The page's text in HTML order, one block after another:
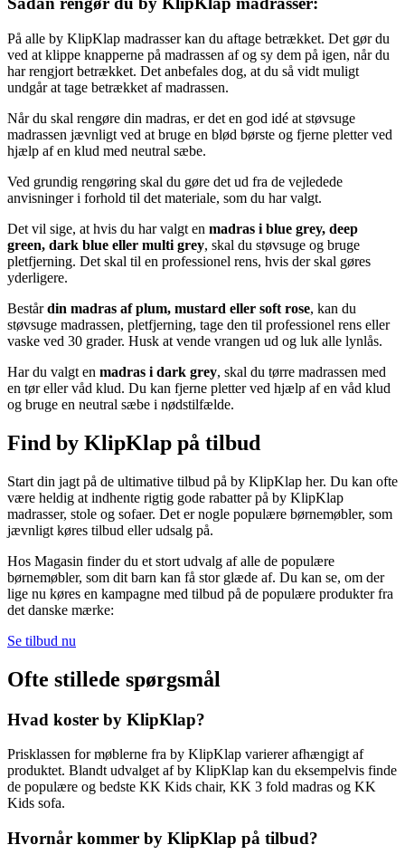
På alle by KlipKlap madrasser kan du aftage betrækket. Det gør du
ved at klippe knapperne på madrassen af og sy dem på igen, når du
har rengjort betrækket. Det anbefales dog, at du så vidt muligt
undgår at tage betrækket af madrassen.
Når du skal rengøre din madras, er det en god idé at støvsuge
madrassen jævnligt ved at bruge en blød børste og fjerne pletter ved
hjælp af en klud med neutral sæbe.
Ved grundig rengøring skal du gøre det ud fra de vejledede
anvisninger i forhold til det materiale, som du har valgt.
Det vil sige, at hvis du har valgt en madras i blue grey, deep
green, dark blue eller multi grey, skal du støvsuge og bruge
pletfjerning. Det skal til en professionel rens, hvis der skal gøres
yderligere.
Bestårdin madras af plum, mustard eller soft rose, kan du
støvsuge madrassen, pletfjerning, tage den til professionel rens eller
vaske ved 30 grader. Husk at vende vrangen ud og luk alle lynlås.
Har du valgt en madras i dark grey, skal du tørre madrassen med
en tør eller våd klud. Du kan fjerne pletter ved hjælp af en våd klud
og bruge en neutral sæbe i nødstilfælde.
Find by KlipKlap på tilbud
Start din jagt på de ultimative tilbud på by KlipKlap her. Du kan ofte
være heldig at indhente rigtig gode rabatter på by KlipKlap
madrasser, stole og sofaer. Det er nogle populære børnemøbler, som
jævnligt køres tilbud eller udsalg på.
Hos Magasin finder du et stort udvalg af alle de populære
børnemøbler, som dit barn kan få stor glæde af. Du kan se, om der
lige nu køres en kampagne med tilbud på de populære produkter fra
det danske mærke:
Se tilbud nu
Ofte stillede spørgsmål
Hvad koster by KlipKlap?
Prisklassen for møblerne fra by KlipKlap varierer afhængigt af
produktet. Blandt udvalget af by KlipKlap kan du eksempelvis finde
de populære og bedste KK Kids chair, KK 3 fold madras og KK
Kids sofa.
Hvornår kommer by KlipKlap på tilbud?